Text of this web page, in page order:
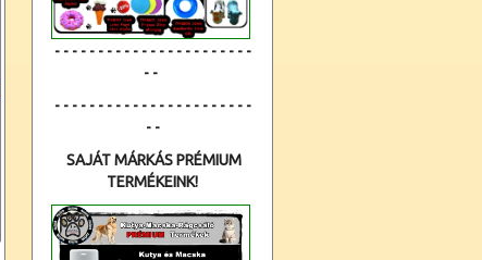
- - - - - - - - - - - - - - - - - - - - - - -
- -
- - - - - - - - - - - - - - - - - - - - - - -
- -
SAJÁT MÁRKÁS PRÉMIUM
TERMÉKEINK!